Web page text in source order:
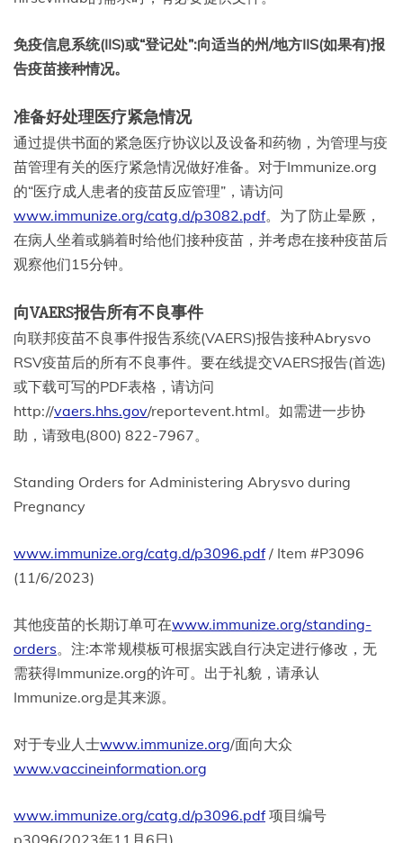
免疫信息系统(IIS)或“登记处”:向适当的州/地方IIS(如果有)报
告疫苗接种情况。
准备好处理医疗紧急情况
通过提供书面的紧急医疗协议以及设备和药物，为管理与疫
苗管理有关的医疗紧急情况做好准备。对于Immunize.org
的“医疗成人患者的疫苗反应管理”，请访问
www.immunize.org/catg.d/p3082.pdf。为了防止晕厥，
在病人坐着或躺着时给他们接种疫苗，并考虑在接种疫苗后
观察他们15分钟。
向VAERS报告所有不良事件
向联邦疫苗不良事件报告系统(VAERS)报告接种Abrysvo
RSV疫苗后的所有不良事件。要在线提交VAERS报告(首选)
或下载可写的PDF表格，请访问
http://vaers.hhs.gov/reportevent.html。如需进一步协
助，请致电(800) 822-7967。
Standing Orders for Administering Abrysvo during
Pregnancy
www.immunize.org/catg.d/p3096.pdf/ Item #P3096
(11/6/2023)
其他疫苗的长期订单可在www.immunize.org/standing-
orders。注:本常规模板可根据实践自行决定进行修改，无
需获得Immunize.org的许可。出于礼貌，请承认
Immunize.org是其来源。
对于专业人士www.immunize.org/面向大众
www.vaccineinformation.org
www.immunize.org/catg.d/p3096.pdf项目编号
p3096(2023年11月6日)